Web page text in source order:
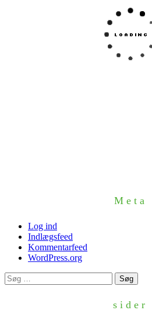
Meta
Log ind
Indlægsfeed
Kommentarfeed
WordPress.org
Søg
efter:
sider